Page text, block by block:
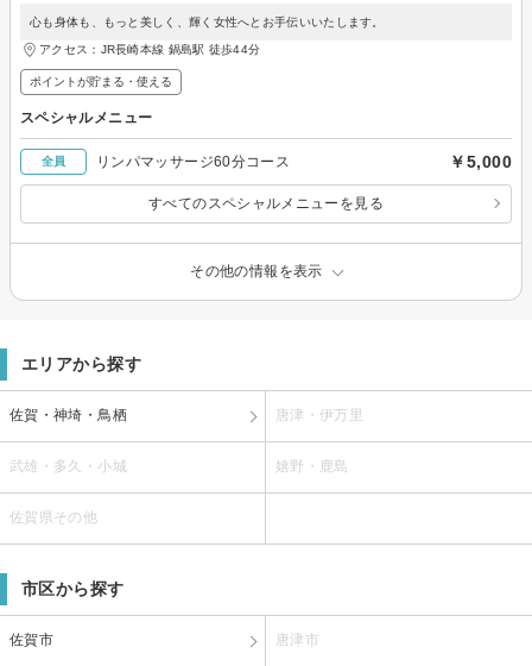
心も身体も、もっと美しく、輝く女性へとお手伝いいたします。
アクセス：JR長崎本線 鍋島駅 徒歩44分
ポイントが貯まる・使える
スペシャルメニュー
全員 リンパマッサージ60分コース ￥5,000
すべてのスペシャルメニューを見る
その他の情報を表示
エリアから探す
佐賀・神埼・鳥栖 唐津・伊万里
武雄・多久・小城 嬉野・鹿島
佐賀県その他
市区から探す
佐賀市 唐津市